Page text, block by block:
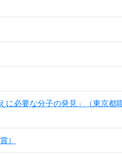
に必要な分子の発見」（東京都
）